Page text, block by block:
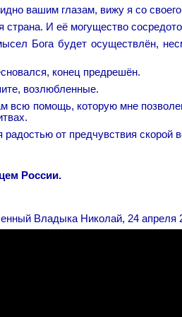
вашим глазам, вижу я со своего
И её могущество
Бога будет осуществлён,
конец предрешён.
возлюбленные.
всю помощь, которую мне
от предчувствия скорой
России.
Владыка Николай, 24 апреля